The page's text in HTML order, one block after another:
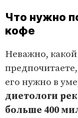
Что нужно
кофе
Неважно,
его нужно в
диетологи
больше 400